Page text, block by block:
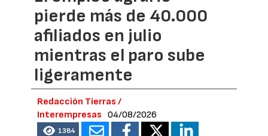
pierde más de 40.000
afiliados en julio
mientras el paro sube
ligeramente
Redacción Tierras /
Interempresas
04/08/2026
1384